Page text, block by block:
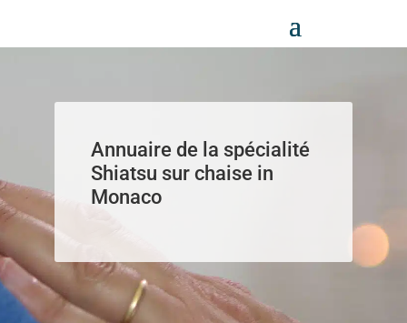
Annuaire de la spécialité
Shiatsu sur chaise in
Monaco